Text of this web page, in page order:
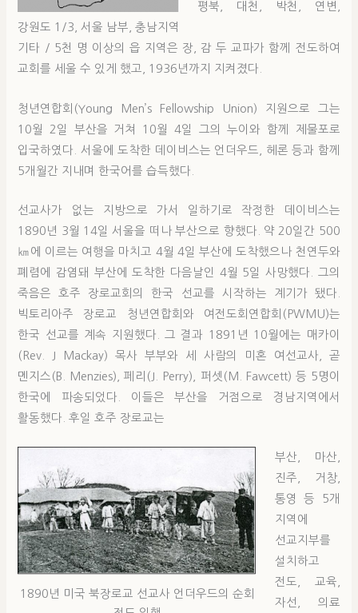
평북, 대천, 박천, 연변,
강원도 1/3, 서울 남부, 충남지역
기타 / 5천 명 이상의 읍 지역은 장, 감 두 교파가 함께 전도하여
교회를 세울 수 있게 했고, 1936년까지 지켜졌다.
청년연합회(Young Men’s Fellowship Union) 지원으로 그는
10월 2일 부산을 거쳐 10월 4일 그의 누이와 함께 제물포로
입국하였다. 서울에 도착한 데이비스는 언더우드, 헤론 등과 함께
5개월간 지내며 한국어를 습득했다.
선교사가 없는 지방으로 가서 일하기로 작정한 데이비스는
1890년 3월 14일 서울을 떠나 부산으로 향했다. 약 20일간 500
㎞에 이르는 여행을 마치고 4월 4일 부산에 도착했으나 천연두와
폐렴에 감염돼 부산에 도착한 다음날인 4월 5일 사망했다. 그의
죽음은 호주 장로교회의 한국 선교를 시작하는 계기가 됐다.
빅토리아주 장로교 청년연합회와 여전도회연합회(PWMU)는
한국 선교를 계속 지원했다. 그 결과 1891년 10월에는 매카이
(Rev. J Mackay) 목사 부부와 세 사람의 미혼 여선교사, 곧
멘지스(B. Menzies), 페리(J. Perry), 퍼셋(M. Fawcett) 등 5명이
한국에 파송되었다. 이들은 부산을 거점으로 경남지역에서
활동했다. 후일 호주 장로교는
1890년 미국 북장로교 선교사 언더우드의 순회
부산, 마산,
진주, 거창,
통영 등 5개
지역에
선교지부를
설치하고
전도, 교육,
자선, 의료